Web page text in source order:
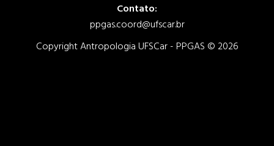
Contato:
ppgas.coord@ufscar.br
Copyright Antropologia UFSCar - PPGAS © 2026